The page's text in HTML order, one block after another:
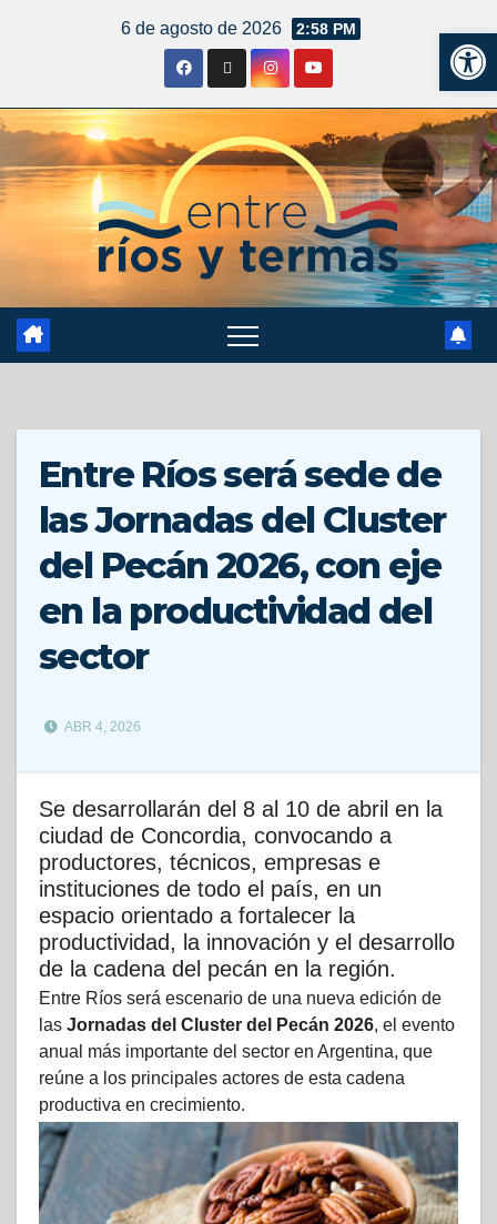
6 de agosto de 2026 2:58 PM
Entre Ríos será sede de
las Jornadas del Cluster
del Pecán 2026, con eje
en la productividad del
sector
ABR 4, 2026
Se desarrollarán del 8 al 10 de abril en la
ciudad de Concordia, convocando a
productores, técnicos, empresas e
instituciones de todo el país, en un
espacio orientado a fortalecer la
productividad, la innovación y el desarrollo
de la cadena del pecán en la región.
Entre Ríos será escenario de una nueva edición de
las Jornadas del Cluster del Pecán 2026, el evento
anual más importante del sector en Argentina, que
reúne a los principales actores de esta cadena
productiva en crecimiento.